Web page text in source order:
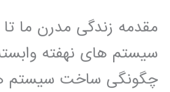
مقدمه زندگی مدرن ما
سیستم های نهفته
چگونگی ساخت سیستم